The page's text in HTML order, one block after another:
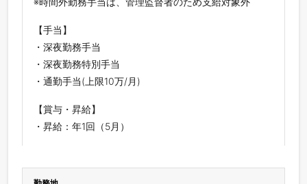
【手当】
・深夜勤務手当
・深夜勤務特別手当
・通勤手当(上限10万/月)
【賞与・昇給】
・昇給：年1回（5月）